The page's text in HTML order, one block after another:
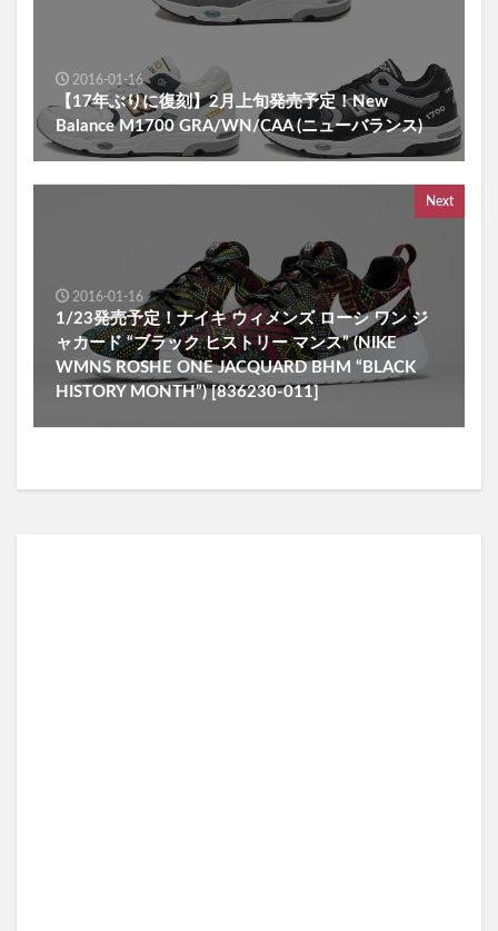
2016-01-16
【17年ぶりに復刻】2月上旬発売予定！New
Balance M1700 GRA/WN/CAA (ニューバランス)
Next
2016-01-16
1/23発売予定！ナイキ ウィメンズ ローシ ワン ジ
ャカード “ブラック ヒストリー マンス” (NIKE
WMNS ROSHE ONE JACQUARD BHM “BLACK
HISTORY MONTH”) [836230-011]